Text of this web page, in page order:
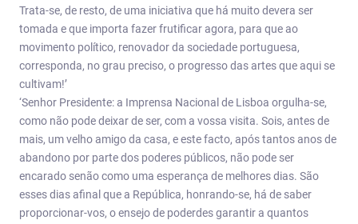
Trata-se, de resto, de uma iniciativa que há muito devera ser
tomada e que importa fazer frutificar agora, para que ao
movimento político, renovador da sociedade portuguesa,
corresponda, no grau preciso, o progresso das artes que aqui se
cultivam!’
‘Senhor Presidente: a Imprensa Nacional de Lisboa orgulha-se,
como não pode deixar de ser, com a vossa visita. Sois, antes de
mais, um velho amigo da casa, e este facto, após tantos anos de
abandono por parte dos poderes públicos, não pode ser
encarado senão como uma esperança de melhores dias. São
esses dias afinal que a República, honrando-se, há de saber
proporcionar-vos, o ensejo de poderdes garantir a quantos